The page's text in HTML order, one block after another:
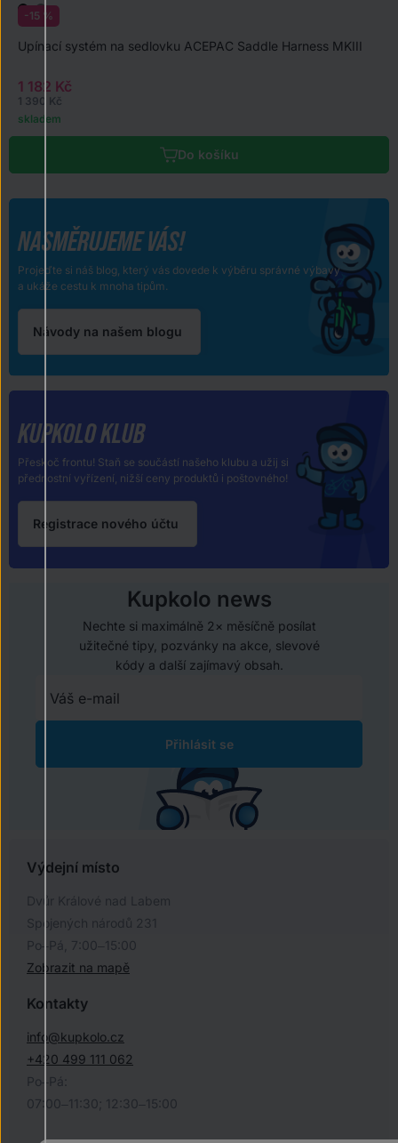
-15 %
Do košíku
Upínací systém na sedlovku ACEPAC Saddle Harness MKIII
1 182 Kč
1 390 Kč
skladem
KUPKOLO KLUB
Přeskoč frontu! Staň se součástí našeho klubu a užij si
přednostní vyřízení, nižší ceny produktů i poštovného!
Registrace nového účtu
NASMĚRUJEME VÁS!
Projeďte si náš blog, který vás dovede k výběru správné výbavy
a ukáže cestu k mnoha tipům.
Návody na našem blogu
Kupkolo news
Nechte si maximálně 2× měsíčně posílat
užitečné tipy, pozvánky na akce, slevové
kódy a další zajímavý obsah.
Přihlásit se
Kontakty
info@kupkolo.cz
+420 499 111 062
Po–Pá:
07:00–11:30; 12:30–15:00
Výdejní místo
Dvůr Králové nad Labem
Spojených národů 231
Po–Pá, 7:00–15:00
Zobrazit na mapě